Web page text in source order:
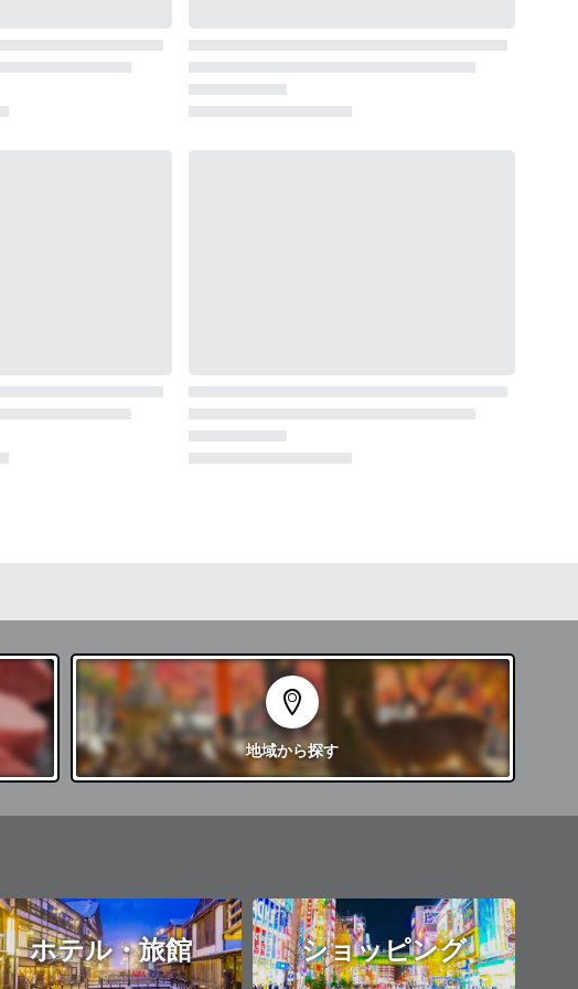
地域から探す
ホテル・旅館 ショッピング